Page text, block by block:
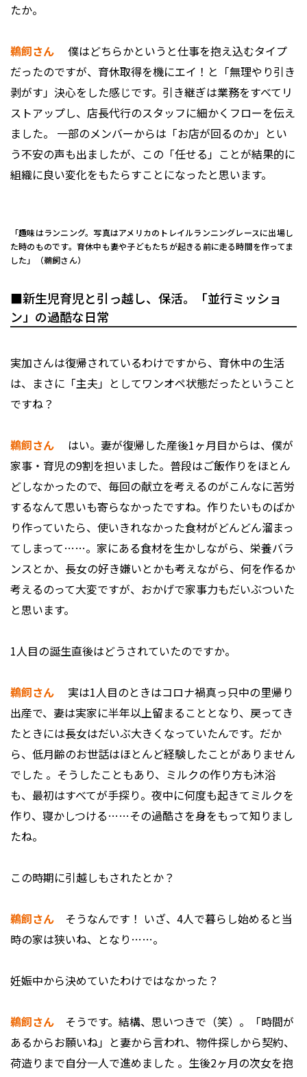
たか。
鵜飼さん 僕はどちらかというと仕事を抱え込むタイプ
だったのですが、育休取得を機にエイ！と「無理やり引き
剥がす」決心をした感じです。引き継ぎは業務をすべてリ
ストアップし、店長代行のスタッフに細かくフローを伝え
ました。 一部のメンバーからは「お店が回るのか」とい
う不安の声も出ましたが、この「任せる」ことが結果的に
組織に良い変化をもたらすことになったと思います。
「趣味はランニング。写真はアメリカのトレイルランニングレースに出場し
た時のものです。育休中も妻や子どもたちが起きる前に走る時間を作ってま
した」（鵜飼さん）
■新生児育児と引っ越し、保活。「並行ミッショ
ン」の過酷な日常
――実加さんは復帰されているわけですから、育休中の生活
は、まさに「主夫」としてワンオペ状態だったということ
ですね？
鵜飼さん はい。妻が復帰した産後1ヶ月目からは、僕が
家事・育児の9割を担いました。普段はご飯作りをほとん
どしなかったので、毎回の献立を考えるのがこんなに苦労
するなんて思いも寄らなかったですね。作りたいものばか
り作っていたら、使いきれなかった食材がどんどん溜まっ
てしまって……。家にある食材を生かしながら、栄養バラ
ンスとか、長女の好き嫌いとかも考えながら、何を作るか
考えるのって大変ですが、おかげで家事力もだいぶついた
と思います。
――1人目の誕生直後はどうされていたのですか。
鵜飼さん 実は1人目のときはコロナ禍真っ只中の里帰り
出産で、妻は実家に半年以上留まることとなり、戻ってき
たときには長女はだいぶ大きくなっていたんです。だか
ら、低月齢のお世話はほとんど経験したことがありません
でした 。そうしたこともあり、ミルクの作り方も沐浴
も、最初はすべてが手探り。夜中に何度も起きてミルクを
作り、寝かしつける……その過酷さを身をもって知りまし
たね。
――この時期に引越しもされたとか？
鵜飼さん そうなんです！ いざ、4人で暮らし始めると当
時の家は狭いね、となり……。
――妊娠中から決めていたわけではなかった？
鵜飼さん そうです。結構、思いつきで（笑）。「時間が
あるからお願いね」と妻から言われ、物件探しから契約、
荷造りまで自分一人で進めました 。生後2ヶ月の次女を抱